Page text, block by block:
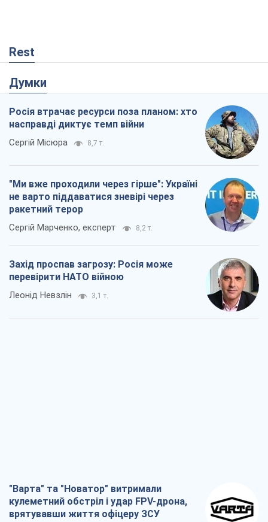
Rest
Думки
Росія втрачає ресурси поза планом: хто
насправді диктує темп війни
Сергій Місюра 8,7 т.
"Ми вже проходили через гірше": Україні
не варто піддаватися зневірі через
ракетний терор
Сергій Марченко, експерт 8,2 т.
Захід проспав загрозу: Росія може
перевірити НАТО війною
Леонід Невзлін 3,1 т.
"Варта" та "Новатор" витримали
кулеметний обстріл і удар FPV-дрона,
врятувавши життя офіцеру ЗСУ